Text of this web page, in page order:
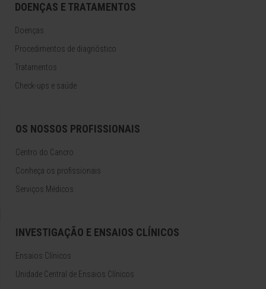
DOENÇAS E TRATAMENTOS
Doenças
Procedimentos de diagnóstico
Tratamentos
Check-ups e saúde
OS NOSSOS PROFISSIONAIS
Centro do Cancro
Conheça os profissionais
Serviços Médicos
INVESTIGAÇÃO E ENSAIOS CLÍNICOS
Ensaios Clínicos
Unidade Central de Ensaios Clínicos